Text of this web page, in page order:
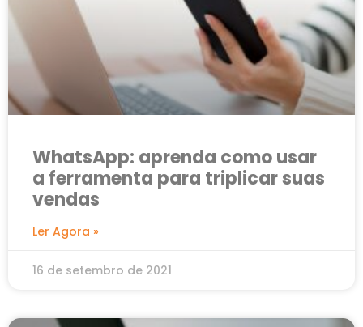
WhatsApp: aprenda como usar
a ferramenta para triplicar suas
vendas
Ler Agora »
16 de setembro de 2021